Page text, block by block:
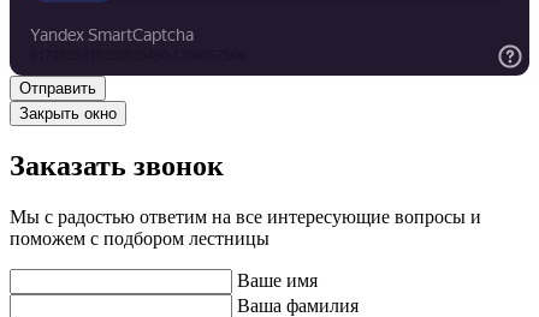
Закрыть окно
Заказать звонок
Мы с радостью ответим на все интересующие вопросы и
поможем с подбором лестницы
Ваше имя
Ваша фамилия